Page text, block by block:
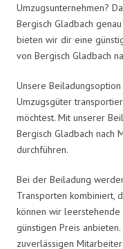
Umzugsunternehmen?
Bergisch Gladbach
bieten wir dir eine
von Bergisch Gladbach
Unsere
Umzugsgüter
möchtest. Mit unserer
Bergisch Gladbach nach
durchführen.
Bei der Beiladung
Transporten kombiniert,
können wir
günstigen Preis
zuverlässigen